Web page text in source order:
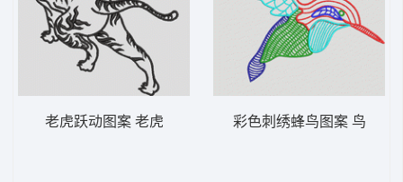
老虎跃动图案 老虎 彩色刺绣蜂鸟图案 鸟